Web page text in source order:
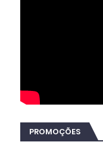
PROMOÇÕES